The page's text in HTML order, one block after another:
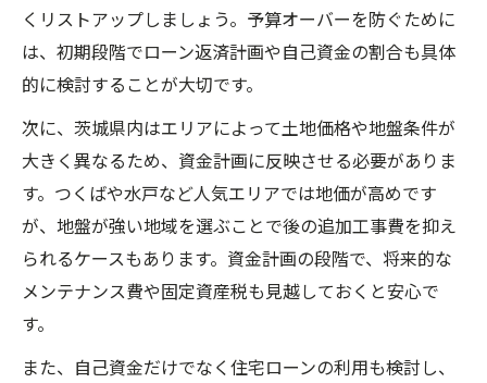
くリストアップしましょう。予算オーバーを防ぐために
は、初期段階でローン返済計画や自己資金の割合も具体
的に検討することが大切です。
次に、茨城県内はエリアによって土地価格や地盤条件が
大きく異なるため、資金計画に反映させる必要がありま
す。つくばや水戸など人気エリアでは地価が高めです
が、地盤が強い地域を選ぶことで後の追加工事費を抑え
られるケースもあります。資金計画の段階で、将来的な
メンテナンス費や固定資産税も見越しておくと安心で
す。
また、自己資金だけでなく住宅ローンの利用も検討し、